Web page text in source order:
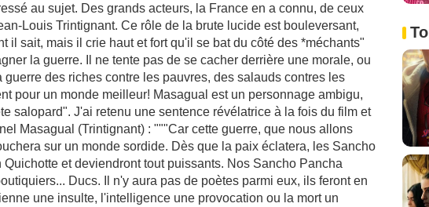
au sujet. Des grands acteurs, la France en a connu, de ceux
Louis Trintignant. Ce rôle de la brute lucide est bouleversant,
il sait, mais il crie haut et fort qu'il se bat du côté des *méchants"
la guerre. Il ne tente pas de se cacher derrière une morale, ou
des riches contre les pauvres, des salauds contres les
pour un monde meilleur! Masagual est un personnage ambigu,
salopard". J'ai retenu une sentence révélatrice à la fois du film et
Masagual (Trintignant) : """Car cette guerre, que nous allons
sur un monde sordide. Dès que la paix éclatera, les Sancho
Quichotte et deviendront tout puissants. Nos Sancho Pancha
Ducs. Il n'y aura pas de poètes parmi eux, ils feront en
une insulte, l'intelligence une provocation ou la mort un